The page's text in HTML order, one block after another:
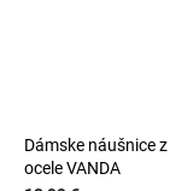
Dámske náušnice
ocele VANDA